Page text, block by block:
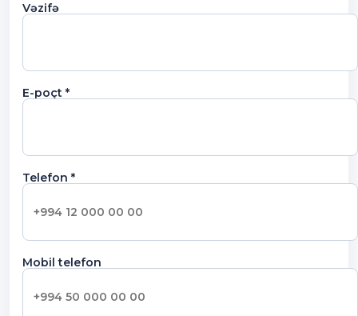
Vəzifə
E-poçt *
Telefon *
Mobil telefon